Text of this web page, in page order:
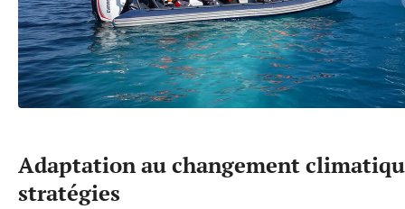
Adaptation au changement
stratégies